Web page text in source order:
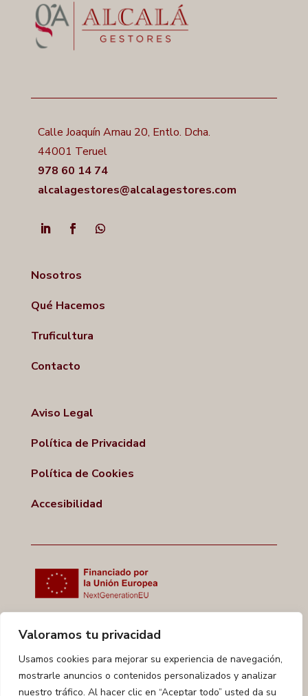
Valoramos tu privacidad
Usamos cookies para mejorar su experiencia de navegación,
mostrarle anuncios o contenidos personalizados y analizar
nuestro tráfico. Al hacer clic en “Aceptar todo” usted da su
Calle Joaquín Arnau 20, Entlo. Dcha.
44001 Teruel
978 60 14 74
alcalagestores@alcalagestores.com
Nosotros
Qué Hacemos
Truficultura
Contacto
Aviso Legal
Política de Privacidad
Política de Cookies
Accesibilidad